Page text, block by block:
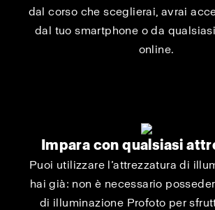
dal corso che sceglierai, avrai
dal tuo smartphone o da
online.
Impara con qualsiasi
Puoi utilizzare l’attrezzatura di
hai già: non è necessario
di illuminazione Profoto per